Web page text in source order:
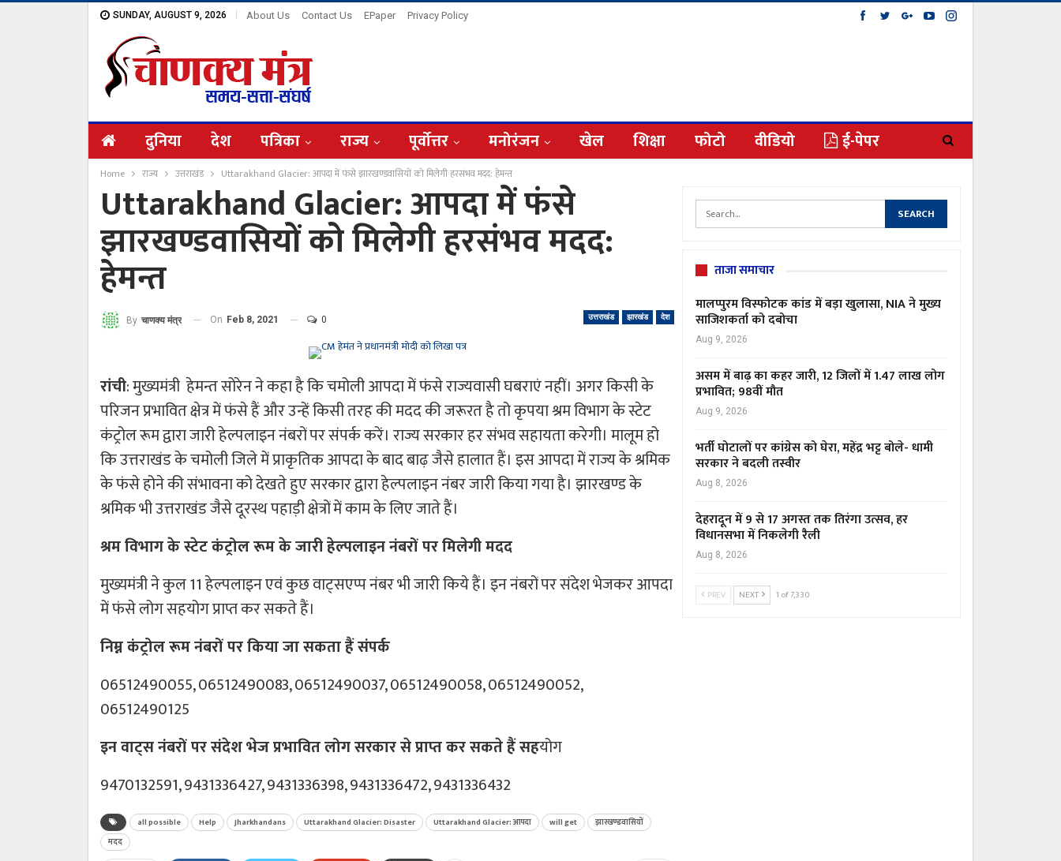
SUNDAY, AUGUST 9, 2026 About Us Contact Us EPaper Privacy Policy
दुनिया देश पत्रिका राज्य पूर्वोत्तर मनोरंजन खेल शिक्षा फोटो वीडियो ई-पेपर
Home राज्य उत्तराखंड Uttarakhand Glacier: आपदा में फंसे झारखण्डवासियों को मिलेगी हरसंभव मदद: हेमन्त
Uttarakhand Glacier: आपदा में फंसे
झारखण्डवासियों को मिलेगी हरसंभव मदद:
हेमन्त
उत्तराखंड झारखंड देश
By चाणक्य मंत्र On Feb 8, 2021 0
रांची: मुख्यमंत्री हेमन्त सोरेन ने कहा है कि चमोली आपदा में फंसे राज्यवासी घबराएं नहीं। अगर किसी के
परिजन प्रभावित क्षेत्र में फंसे हैं और उन्हें किसी तरह की मदद की जरूरत है तो कृपया श्रम विभाग के स्टेट
कंट्रोल रूम द्वारा जारी हेल्पलाइन नंबरों पर संपर्क करें। राज्य सरकार हर संभव सहायता करेगी। मालूम हो
कि उत्तराखंड के चमोली जिले में प्राकृतिक आपदा के बाद बाढ़ जैसे हालात हैं। इस आपदा में राज्य के श्रमिक
के फंसे होने की संभावना को देखते हुए सरकार द्वारा हेल्पलाइन नंबर जारी किया गया है। झारखण्ड के
श्रमिक भी उत्तराखंड जैसे दूरस्थ पहाड़ी क्षेत्रों में काम के लिए जाते हैं।
श्रम विभाग के स्टेट कंट्रोल रूम के जारी हेल्पलाइन नंबरों पर मिलेगी मदद
मुख्यमंत्री ने कुल 11 हेल्पलाइन एवं कुछ वाट्सएप्प नंबर भी जारी किये हैं। इन नंबरों पर संदेश भेजकर आपदा
में फंसे लोग सहयोग प्राप्त कर सकते हैं।
निम्न कंट्रोल रूम नंबरों पर किया जा सकता हैं संपर्क
06512490055, 06512490083, 06512490037, 06512490058, 06512490052,
06512490125
इन वाट्स नंबरों पर संदेश भेज प्रभावित लोग सरकार से प्राप्त कर सकते हैं सहयोग
9470132591, 9431336427, 9431336398, 9431336472, 9431336432
all possible Help Jharkhandans Uttarakhand Glacier: Disaster Uttarakhand Glacier: आपदा will get
झारखण्डवासियों
मदद
ताजा समाचार
मालप्पुरम विस्फोटक कांड में बड़ा खुलासा, NIA ने मुख्य
साजिशकर्ता को दबोचा
Aug 9, 2026
असम में बाढ़ का कहर जारी, 12 जिलों में 1.47 लाख लोग
प्रभावित; 98वीं मौत
Aug 9, 2026
भर्ती घोटालों पर कांग्रेस को घेरा, महेंद्र भट्ट बोले- धामी
सरकार ने बदली तस्वीर
Aug 8, 2026
देहरादून में 9 से 17 अगस्त तक तिरंगा उत्सव, हर
विधानसभा में निकलेगी रैली
Aug 8, 2026
PREV NEXT 1 of 7,330